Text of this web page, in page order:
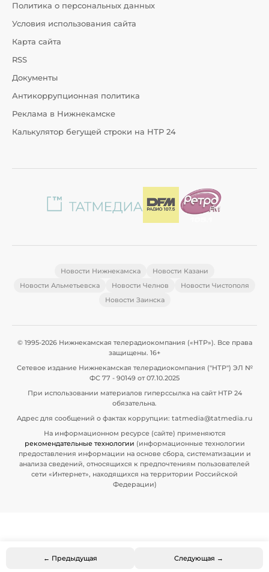
← Предыдущая Следующая →
Политика о персональных данных
Условия использования сайта
Карта сайта
RSS
Документы
Антикоррупционная политика
Реклама в Нижнекамске
Калькулятор бегущей строки на НТР 24
Новости Нижнекамска
Новости Казани
Новости Альметьевска
Новости Челнов
Новости Чистополя
Новости Заинска
© 1995-2026 Нижнекамская телерадиокомпания («НТР»). Все права
защищены. 16+
Сетевое издание Нижнекамская телерадиокомпания ("НТР") ЭЛ №
ФС 77 - 90149 от 07.10.2025
При использовании материалов гиперссылка на сайт НТР 24
обязательна.
Адрес для сообщений о фактах коррупции: tatmedia@tatmedia.ru
На информационном ресурсе (сайте) применяются
рекомендательные технологии (информационные технологии
предоставления информации на основе сбора, систематизации и
анализа сведений, относящихся к предпочтениям пользователей
сети «Интернет», находящихся на территории Российской
Федерации)